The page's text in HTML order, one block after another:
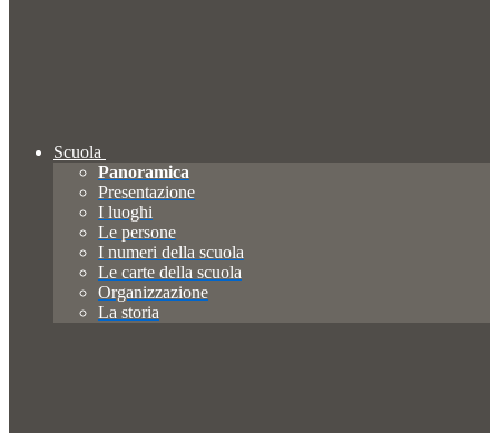
Scuola
Panoramica
Presentazione
I luoghi
Le persone
I numeri della scuola
Le carte della scuola
Organizzazione
La storia